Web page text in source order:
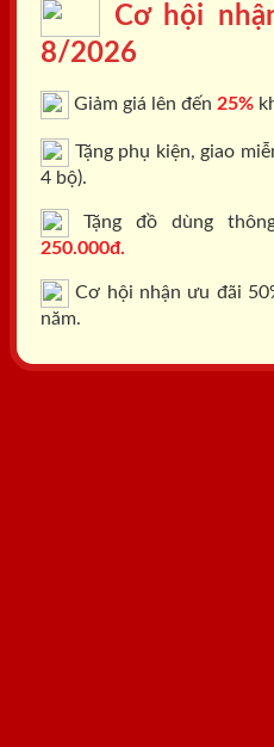
Cơ hội
8/2026
Giảm giá lên đến 25%
Tặng phụ kiện, giao
4 bộ).
Tặng đồ dùng
250.000đ.
Cơ hội nhận ưu đãi
năm.